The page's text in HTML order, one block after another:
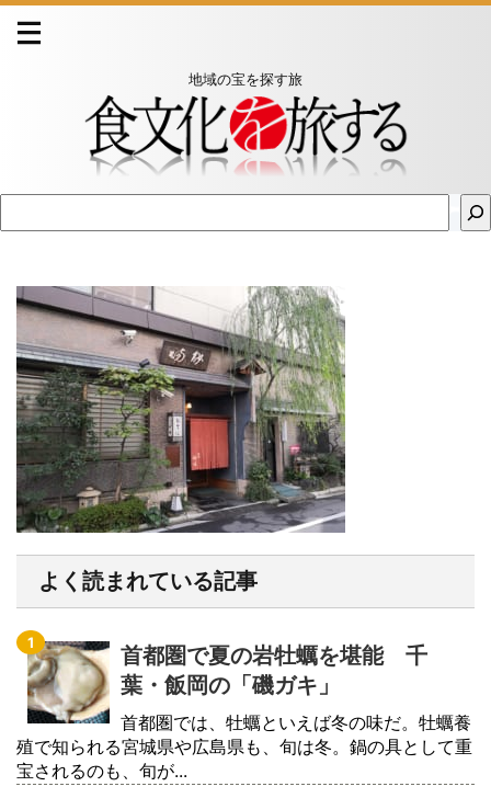
地域の宝を探す旅
よく読まれている記事
首都圏で夏の岩牡蠣を堪能 千
葉・飯岡の「磯ガキ」
首都圏では、牡蠣といえば冬の味だ。牡蠣養
殖で知られる宮城県や広島県も、旬は冬。鍋の具として重
宝されるのも、旬が...